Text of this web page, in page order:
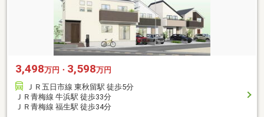
3,498万円・ 3,598万円
ＪＲ五日市線 東秋留駅 徒歩5分
ＪＲ青梅線 牛浜駅 徒歩33分
ＪＲ青梅線 福生駅 徒歩34分